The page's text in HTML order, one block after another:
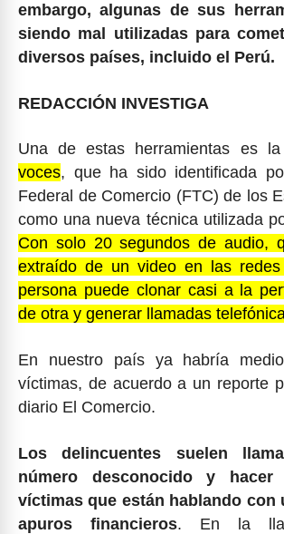
embargo, algunas de sus
siendo mal utilizadas para
diversos países, incluido el Perú.
REDACCIÓN INVESTIGA
Una de estas herramientas es la
voces, que ha sido identificada
Federal de Comercio (FTC) de los
como una nueva técnica utilizada
Con solo 20 segundos de audio,
extraído de un video en las
persona puede clonar casi a la
de otra y generar llamadas
En nuestro país ya habría
víctimas, de acuerdo a un reporte
diario El Comercio.
Los delincuentes suelen
número desconocido y
víctimas que están hablando con
apuros financieros. En la